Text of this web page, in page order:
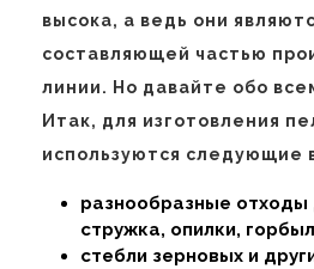
высока, а ведь они
составляющей частью
линии. Но давайте обо
Итак, для изготовления
используются следующие
разнообразные отходы
стружка, опилки,
стебли зерновых и